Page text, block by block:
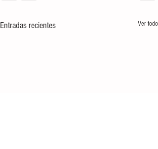
Entradas recientes Ver todo